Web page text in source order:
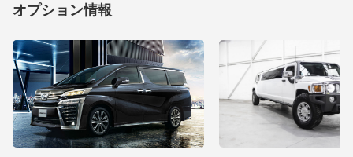
オプション情報